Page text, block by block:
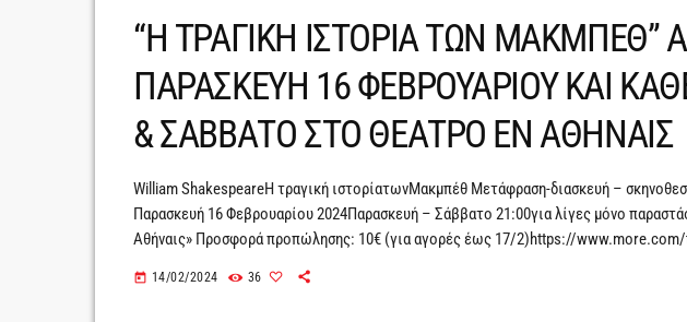
“Η ΤΡΑΓΙΚΗ ΙΣΤΟΡΙΑ ΤΩΝ ΜΑΚΜΠΕΘ”
ΠΑΡΑΣΚΕΥΗ 16 ΦΕΒΡΟΥΑΡΙΟΥ ΚΑΙ
& ΣΑΒΒΑΤΟ ΣΤΟ ΘΕΑΤΡΟ ΕΝ ΑΘΗΝΑΙΣ
William ShakespeareΗ τραγική ιστορίατωνΜακμπέθ Μετάφραση-διασκευή –
Παρασκευή 16 Φεβρουαρίου 2024Παρασκευή – Σάββατο 21:00για λίγες μόνο
Αθήναις» Προσφορά προπώλησης: 10€ (για αγορές έως 17/2)https://
μπροστά θα είναι Η ουσία του κλασικού έργου του William Shakespeare
today 14/02/2024 36